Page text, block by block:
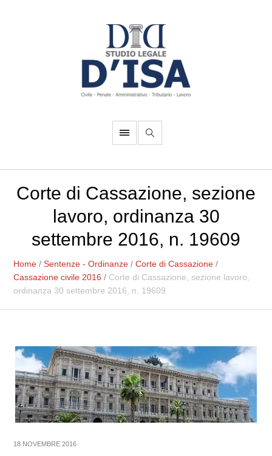
Corte di Cassazione, sezione
lavoro, ordinanza 30
settembre 2016, n. 19609
Home /Sentenze - Ordinanze /Corte di Cassazione /
Cassazione civile 2016 / Corte di Cassazione, sezione lavoro,
ordinanza 30 settembre 2016, n. 19609
18 NOVEMBRE 2016